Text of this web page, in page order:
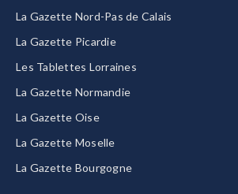
La Gazette Nord-Pas de Calais
La Gazette Picardie
Les Tablettes Lorraines
La Gazette Normandie
La Gazette Oise
La Gazette Moselle
La Gazette Bourgogne